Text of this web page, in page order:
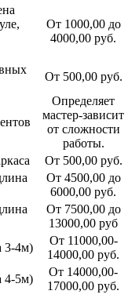
От 1000,00 до
4000,00 руб.
От 500,00 руб.
Определяет
мастер-зависит
от сложности
работы.
От 500,00 руб.
От 4500,00 до
6000,00 руб.
От 7500,00 до
13000,00 руб
3-4м)
От 11000,00-
14000,00 руб.
4-5м)
От 14000,00-
17000,00 руб.